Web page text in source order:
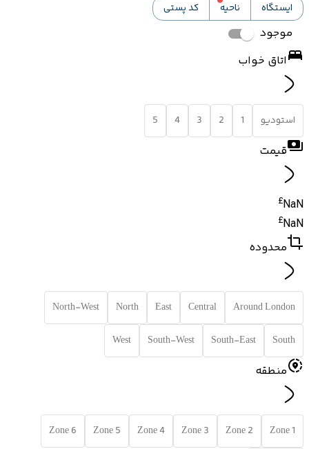
ایستگاه
ناحیه کد پستی
موجود
اتاق خواب
استودیو 1
2
3
4
5
قیمت
NaN
£
NaN
£
محدوده
Around London
Central
East
North
North-West
South
South-East
South-West
West
منطقه
Zone 1
Zone 2
Zone 3
Zone 4
Zone 5
Zone 6